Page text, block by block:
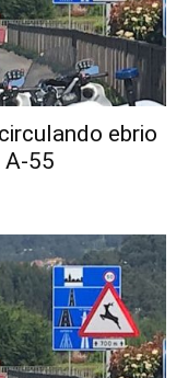
ebrio
A-55